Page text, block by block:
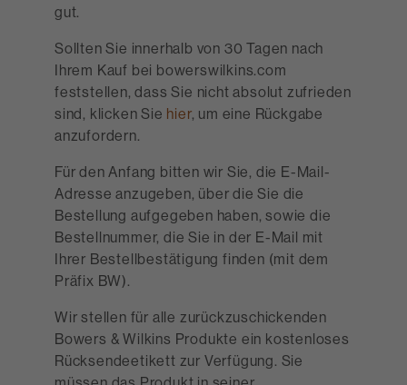
gut.
Sollten Sie innerhalb von 30 Tagen nach
Ihrem Kauf bei bowerswilkins.com
feststellen, dass Sie nicht absolut zufrieden
sind, klicken Sie hier, um eine Rückgabe
anzufordern.
Für den Anfang bitten wir Sie, die E-Mail-
Adresse anzugeben, über die Sie die
Bestellung aufgegeben haben, sowie die
Bestellnummer, die Sie in der E-Mail mit
Ihrer Bestellbestätigung finden (mit dem
Präfix BW).
Wir stellen für alle zurückzuschickenden
Bowers & Wilkins Produkte ein kostenloses
Rücksendeetikett zur Verfügung. Sie